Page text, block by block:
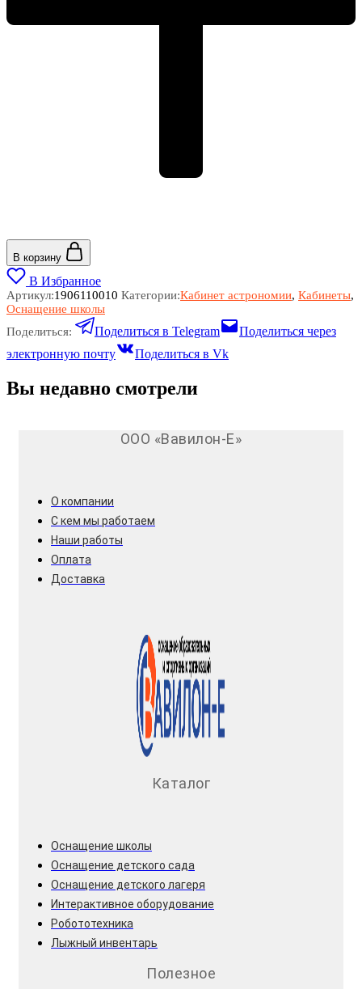
В корзину
В Избранное
Артикул:1906110010 Категории:Кабинет астрономии, Кабинеты,
Оснащение школы
Поделиться:
Поделиться в Telegram
Поделиться через
электронную почту
Поделиться в Vk
Вы недавно смотрели
ООО «Вавилон-Е»
О компании
С кем мы работаем
Наши работы
Оплата
Доставка
Каталог
Оснащение школы
Оснащение детского сада
Оснащение детского лагеря
Интерактивное оборудование
Робототехника
Лыжный инвентарь
Полезное